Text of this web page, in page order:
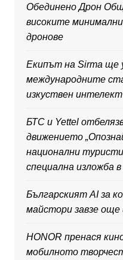
Обединено Дрон
високите
дронове
Екипът на Sirma ще
международните
изкуствен
БТС и Yettel
движението
национални
специална изложба
Българският AI за
майстори завзе
HONOR пренася
мобилното